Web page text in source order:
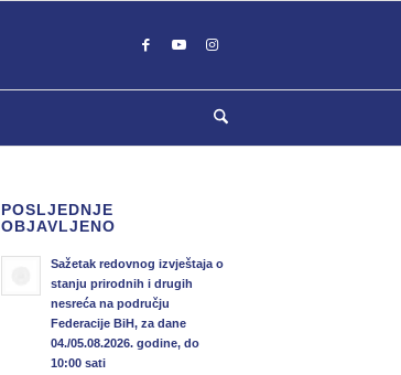
POSLJEDNJE
OBJAVLJENO
Sažetak redovnog izvještaja o
stanju prirodnih i drugih
nesreća na području
Federacije BiH, za dane
04./05.08.2026. godine, do
10:00 sati